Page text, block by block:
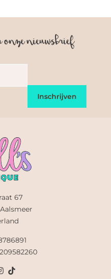
nieuwsbrief
67
Aalsmeer